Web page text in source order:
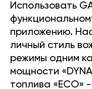
Использовать
приложению.
личный стиль
режимы одним
мощности
топлива «ECO»